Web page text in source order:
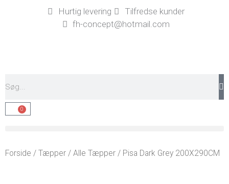
Hurtig levering
Tilfredse kunder
fh-concept@hotmail.com
0
Kurv
Forside / Tæpper / Alle Tæpper / Pisa Dark Grey 200X290CM